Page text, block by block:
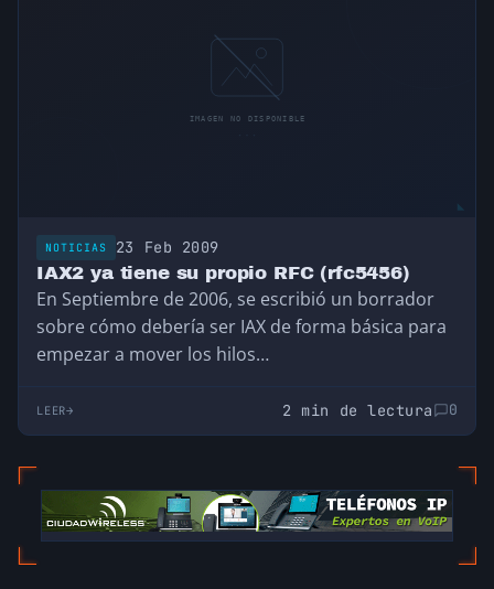
NOTICIAS 23 Feb 2009
IAX2 ya tiene su propio RFC (rfc5456)
En Septiembre de 2006, se escribió un borrador
sobre cómo debería ser IAX de forma básica para
empezar a mover los hilos…
LEER 2 min de lectura 0